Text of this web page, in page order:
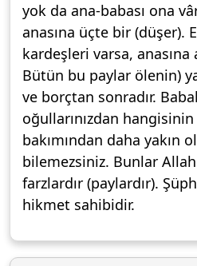
yok da ana-babası ona
anasına üçte bir (düşer).
kardeşleri varsa, anasına
Bütün bu paylar ölenin)
ve borçtan sonradır.
oğullarınızdan
bakımından daha yakın
bilemezsiniz. Bunlar
farzlardır (paylardır).
hikmet sahibidir.